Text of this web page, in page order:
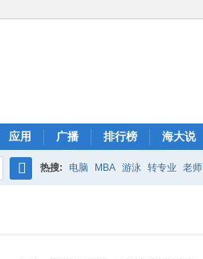
应用 广播 排行榜 海大说
热搜: 电脑 MBA 游泳 转专业 老师